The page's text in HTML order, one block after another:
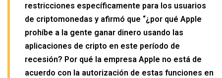
restricciones específicamente para los usuarios
de criptomonedas y afirmó que “¿por qué Apple
prohíbe a la gente ganar dinero usando las
aplicaciones de cripto en este período de
recesión? Por qué la empresa Apple no está de
acuerdo con la autorización de estas funciones en